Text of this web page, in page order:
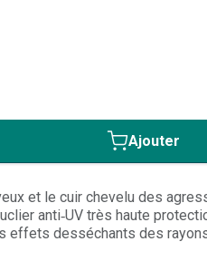
Ajouter
et le cuir chevelu des
anti‑UV très haute
effets desséchants des